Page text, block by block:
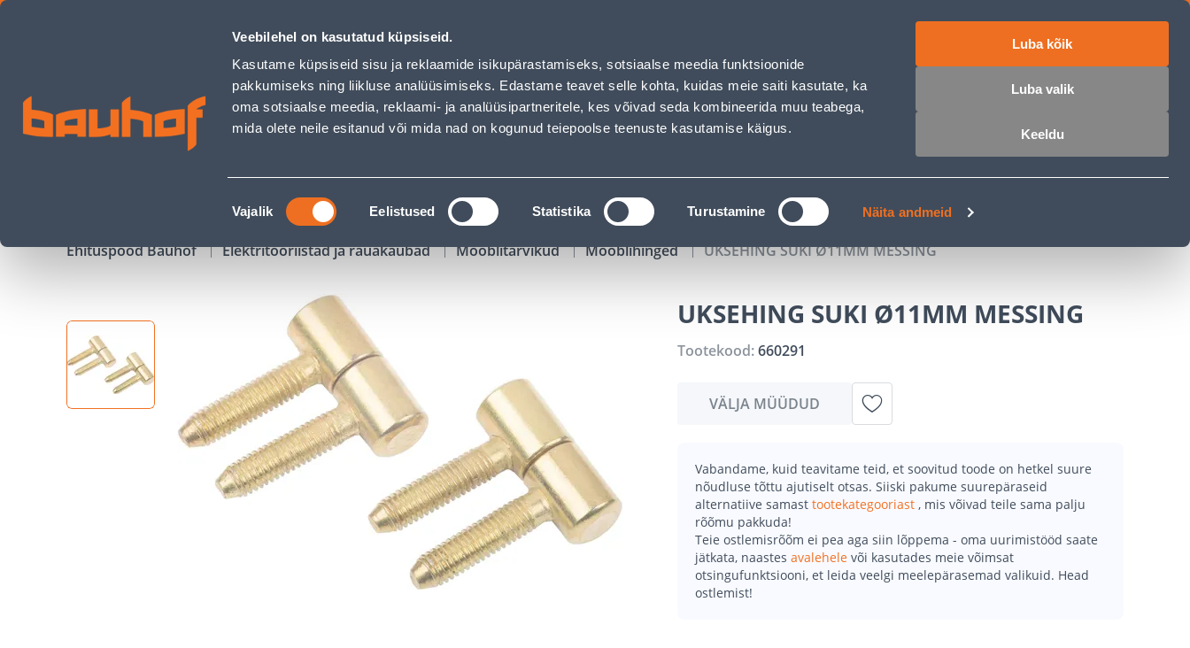
Veebilehel on kasutatud küpsiseid.
Kasutame küpsiseid sisu ja reklaamide isikupärastamiseks, sotsiaalse meedia funktsioonide
pakkumiseks ning liikluse analüüsimiseks. Edastame teavet selle kohta, kuidas meie saiti kasutate, ka
oma sotsiaalse meedia, reklaami- ja analüüsipartneritele, kes võivad seda kombineerida muu teabega,
mida olete neile esitanud või mida nad on kogunud teiepoolse teenuste kasutamise käigus.
Nõusoleku
valik
Vajalik Eelistused Statistika Turustamine Näita andmeid
Luba kõik
Luba valik
Keeldu
UKSEHING SUKI Ø11MM MESSING - Bauhof has loaded
Äriklienditeenindus Klienditeenindus Teenused Karjäärileht
OTSI Logi sisse
KAMPAANIAD KATALOOGID TÖÖRIISTALAENUTUS JÄRELMAKS
Ehituspood Bauhof Elektritööriistad ja rauakaubad Mööblitarvikud Mööblihinged UKSEHING SUKI Ø11MM MESSING
UKSEHING SUKI Ø11MM MESSING
Tootekood:660291
VÄLJA MÜÜDUD
Vabandame, kuid teavitame teid, et soovitud toode on hetkel suure
nõudluse tõttu ajutiselt otsas. Siiski pakume suurepäraseid
alternatiive samast tootekategooriast , mis võivad teile sama palju
rõõmu pakkuda!
Teie ostlemisrõõm ei pea aga siin lõppema - oma uurimistööd saate
jätkata, naastes avalehele või kasutades meie võimsat
otsingufunktsiooni, et leida veelgi meelepärasemad valikuid. Head
ostlemist!